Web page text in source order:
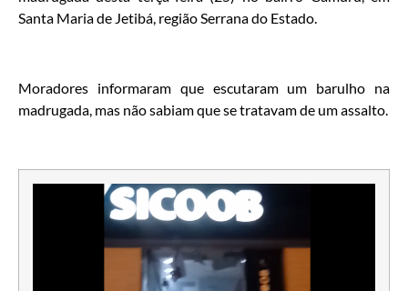
Santa Maria de Jetibá, região Serrana do Estado.
Moradores informaram que escutaram um barulho na
madrugada, mas não sabiam que se tratavam de um assalto.